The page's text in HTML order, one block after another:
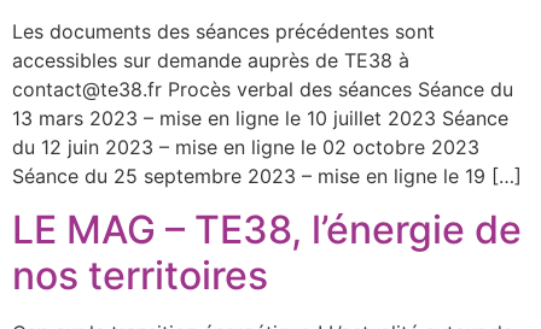
Les documents des séances précédentes sont
accessibles sur demande auprès de TE38 à
contact@te38.fr Procès verbal des séances Séance du
13 mars 2023 – mise en ligne le 10 juillet 2023 Séance
du 12 juin 2023 – mise en ligne le 02 octobre 2023
Séance du 25 septembre 2023 – mise en ligne le 19 […]
LE MAG – TE38, l’énergie de
nos territoires